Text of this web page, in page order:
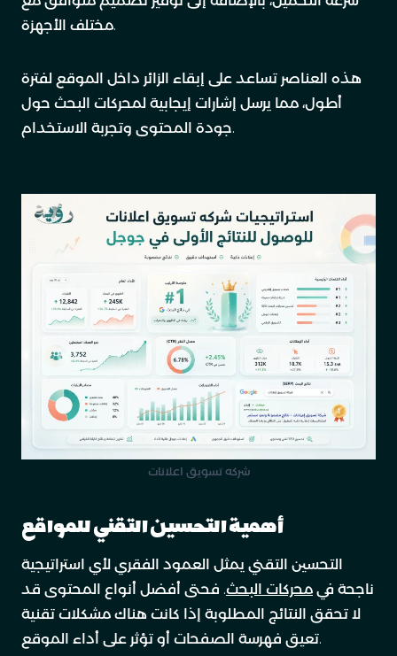
مختلف الأجهزة.
هذه العناصر تساعد على إبقاء الزائر داخل الموقع لفترة
أطول، مما يرسل إشارات إيجابية لمحركات البحث حول
جودة المحتوى وتجربة الاستخدام.
شركه تسويق اعلانات
أهمية التحسين التقني للمواقع
التحسين التقني يمثل العمود الفقري لأي استراتيجية
ناجحة في محركات البحث. فحتى أفضل أنواع المحتوى قد
لا تحقق النتائج المطلوبة إذا كانت هناك مشكلات تقنية
تعيق فهرسة الصفحات أو تؤثر على أداء الموقع.